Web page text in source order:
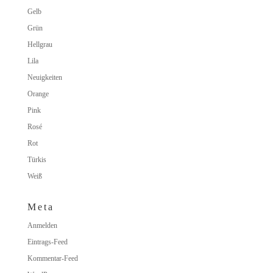
Gelb
Grün
Hellgrau
Lila
Neuigkeiten
Orange
Pink
Rosé
Rot
Türkis
Weiß
Meta
Anmelden
Eintrags-Feed
Kommentar-Feed